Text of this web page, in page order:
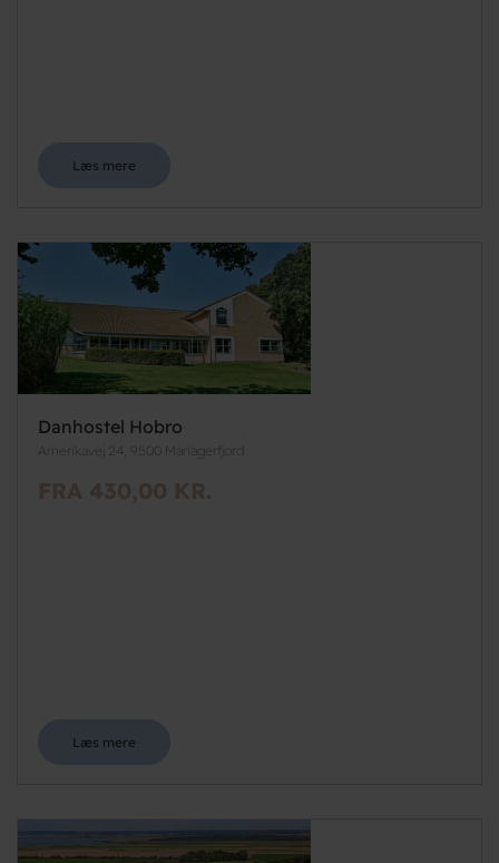
Læs mere
Danhostel Hobro
Amerikavej 24, 9500 Mariagerfjord
FRA 430,00 KR.
Læs mere